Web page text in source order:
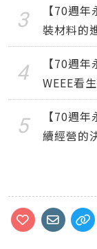
【70週
裝材料的
【70週
WEEE看
【70週
續經營的